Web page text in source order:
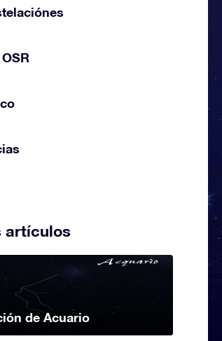
artículos
de Acuario